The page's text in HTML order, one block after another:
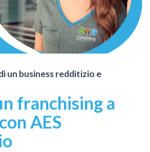
un business redditizio e
franchising a
AES